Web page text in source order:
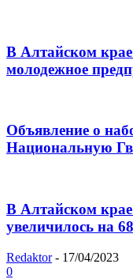
В Алтайском
молодежное
Объявление о
Национальную
В Алтайском
увеличилось на
Redaktor - 17/04/2023
0